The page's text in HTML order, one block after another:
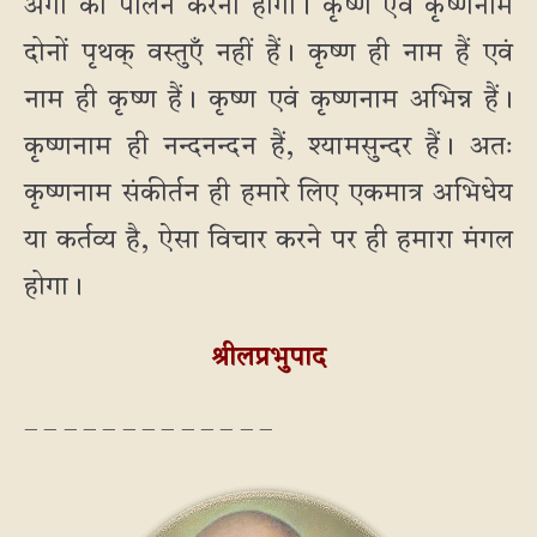
अंगों का पालन करना होगा। कृष्ण एवं कृष्णनाम
दोनों पृथक् वस्तुएँ नहीं हैं। कृष्ण ही नाम हैं एवं
नाम ही कृष्ण हैं। कृष्ण एवं कृष्णनाम अभिन्न हैं।
कृष्णनाम ही नन्दनन्दन हैं, श्यामसुन्दर हैं। अतः
कृष्णनाम संकीर्तन ही हमारे लिए एकमात्र अभिधेय
या कर्तव्य है, ऐसा विचार करने पर ही हमारा मंगल
होगा।
श्रीलप्रभुपाद
– – – – – – – – – – – – –